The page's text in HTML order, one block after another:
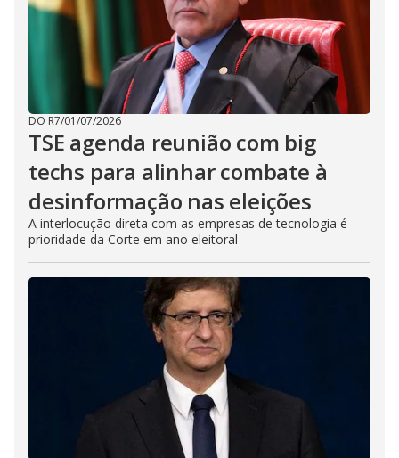
DO R7/01/07/2026
TSE agenda reunião com big
techs para alinhar combate à
desinformação nas eleições
A interlocução direta com as empresas de tecnologia é
prioridade da Corte em ano eleitoral